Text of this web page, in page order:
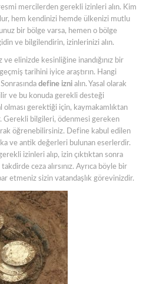
mercilerden gerekli izinleri alın. Kim
hem kendinizi hemde ülkenizi mutlu
bir bölge varsa, hemen o bölge
ve bilgilendirin, izinlerinizi alın.
elinizde kesinliğine inandığınız bir
tarihini iyice araştırın. Hangi
define izni alın. Yasal olarak
ve bu konuda gerekli desteği
olması gerektiği için, kaymakamlıktan
Gerekli bilgileri, ödenmesi gereken
öğrenebilirsiniz. Define kabul edilen
ve antik değerleri bulunan eserlerdir.
izinleri alıp, izin çıktıktan sonra
takdirde ceza alırsınız. Ayrıca böyle bir
etmeniz sizin vatandaşlık görevinizdir.